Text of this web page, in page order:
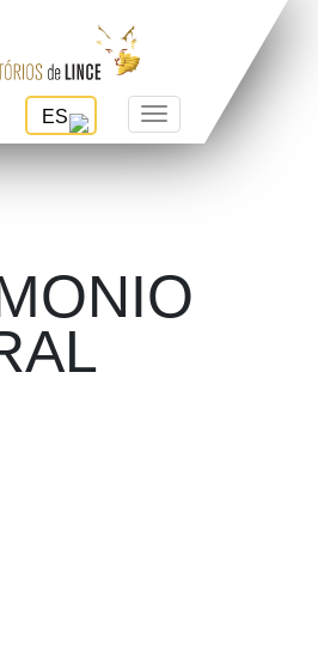
ES Toggle navigation